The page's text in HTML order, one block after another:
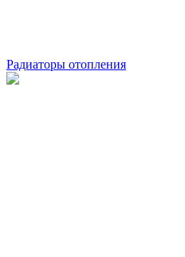
Радиаторы отопления